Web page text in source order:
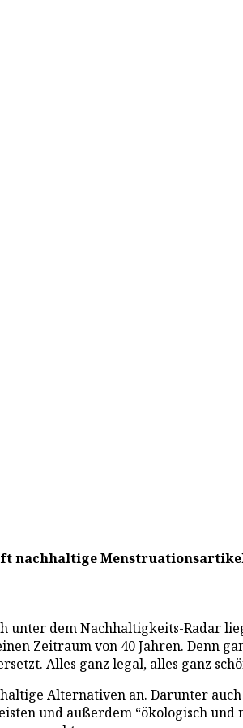
nachhaltige
unter dem Nachhaltigkeits-Radar
Zeitraum von 40 Jahren. Denn
Alles ganz legal, alles ganz
Alternativen an. Darunter
und außerdem “ökologisch